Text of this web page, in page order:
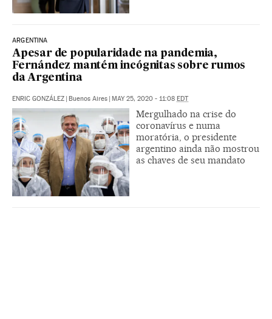
ARGENTINA
Apesar de popularidade na pandemia,
Fernández mantém incógnitas sobre rumos
da Argentina
ENRIC GONZÁLEZ | Buenos Aires | MAY 25, 2020 - 11:08 EDT
Mergulhado na crise do
coronavírus e numa
moratória, o presidente
argentino ainda não mostrou
as chaves de seu mandato